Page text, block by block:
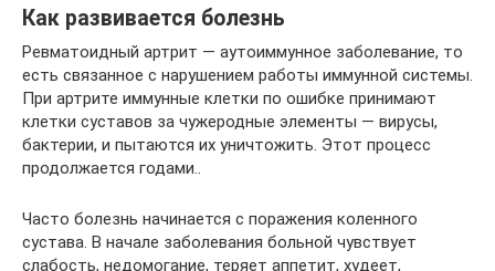
Как развивается болезнь
Ревматоидный артрит — аутоиммунное заболевание, то
есть связанное с нарушением работы иммунной системы.
При артрите иммунные клетки по ошибке принимают
клетки суставов за чужеродные элементы — вирусы,
бактерии, и пытаются их уничтожить. Этот процесс
продолжается годами..
Часто болезнь начинается с поражения коленного
сустава. В начале заболевания больной чувствует
слабость, недомогание, теряет аппетит, худеет,